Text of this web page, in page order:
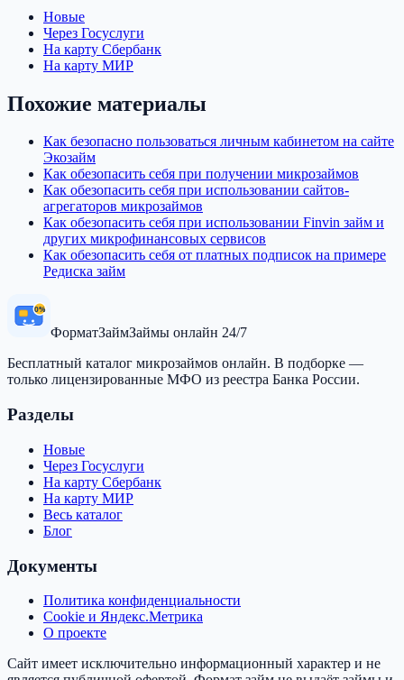
Новые
Через Госуслуги
На карту Сбербанк
На карту МИР
Похожие материалы
Как безопасно пользоваться личным кабинетом на сайте
Экозайм
Как обезопасить себя при получении микрозаймов
Как обезопасить себя при использовании сайтов-
агрегаторов микрозаймов
Как обезопасить себя при использовании Finvin займ и
других микрофинансовых сервисов
Как обезопасить себя от платных подписок на примере
Редиска займ
0%
ФорматЗаймЗаймы онлайн 24/7
Бесплатный каталог микрозаймов онлайн. В подборке —
только лицензированные МФО из реестра Банка России.
Разделы
Новые
Через Госуслуги
На карту Сбербанк
На карту МИР
Весь каталог
Блог
Документы
Политика конфиденциальности
Cookie и Яндекс.Метрика
О проекте
Сайт имеет исключительно информационный характер и не